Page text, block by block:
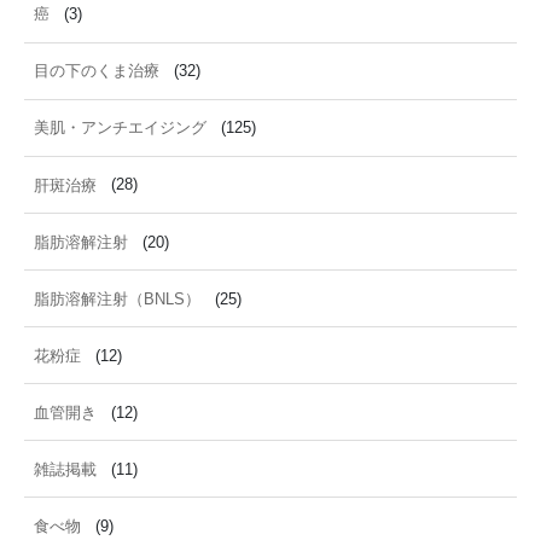
癌 (3)
目の下のくま治療 (32)
美肌・アンチエイジング (125)
肝斑治療 (28)
脂肪溶解注射 (20)
脂肪溶解注射（BNLS） (25)
花粉症 (12)
血管開き (12)
雑誌掲載 (11)
食べ物 (9)